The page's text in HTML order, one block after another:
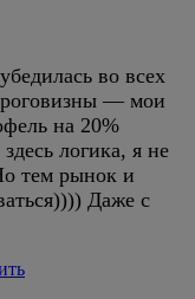
во всех
— мои
на 20%
логика, я не
тем рынок и
Даже с